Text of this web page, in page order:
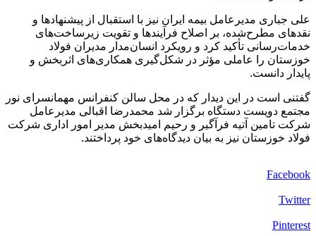
علی جباری مدیرعامل بیمه ایران نیز با استقبال از پیشنهادها و
نقدهای مطرح‌شده، بر اصلاح فرآیندها و تقویت زیرساخت‌های
خدمات‌رسانی تأکید کرد و رویکرد انسان‌مدار مدیران فولاد
خوزستان را عاملی مؤثر در شکل‌گیری همکاری‌های اثربخش و
پایدار دانست.
گفتنی است در این دیدار که در محل سالن کنفرانس مهمانسرای نور
مجتمع دویست دستگاه برگزار شد محمدرضا اقبالی مدیرعامل
شرکت تامین آتیه فرآگیر و رحیم امیدبخش مدیر امور اداری شرکت
فولاد خوزستان نیز به بیان دیدگاه‌های خود پرداختند.
Facebook
Twitter
Pinterest